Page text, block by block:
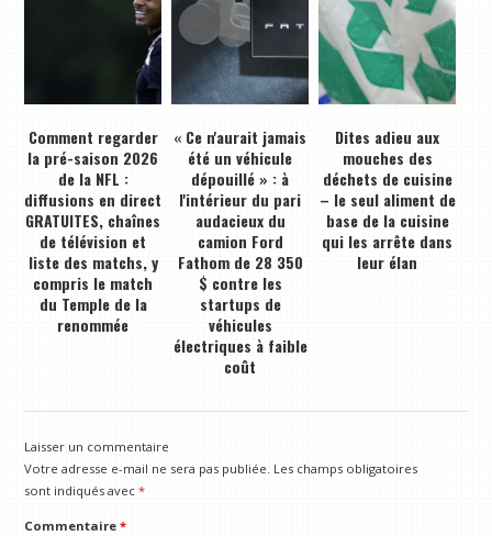
Comment regarder
la pré-saison 2026
de la NFL :
diffusions en direct
GRATUITES, chaînes
de télévision et
liste des matchs, y
compris le match
du Temple de la
renommée
« Ce n'aurait jamais
été un véhicule
dépouillé » : à
l'intérieur du pari
audacieux du
camion Ford
Fathom de 28 350
$ contre les
startups de
véhicules
électriques à faible
coût
Dites adieu aux
mouches des
déchets de cuisine
– le seul aliment de
base de la cuisine
qui les arrête dans
leur élan
Laisser un commentaire
Votre adresse e-mail ne sera pas publiée. Les champs obligatoires
sont indiqués avec*
Commentaire*